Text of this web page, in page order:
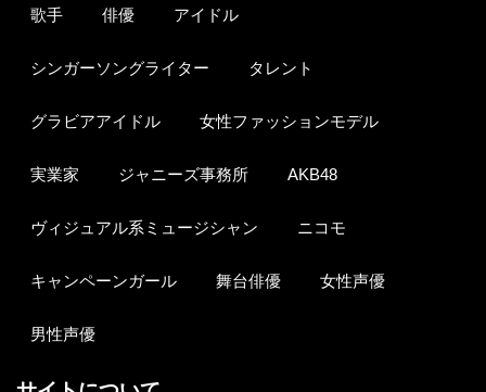
歌手 俳優 アイドル
シンガーソングライター タレント
グラビアアイドル 女性ファッションモデル
実業家 ジャニーズ事務所 AKB48
ヴィジュアル系ミュージシャン ニコモ
キャンペーンガール 舞台俳優 女性声優
男性声優